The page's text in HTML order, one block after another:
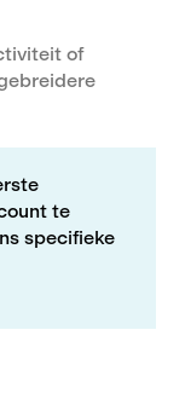
of
te
specifieke